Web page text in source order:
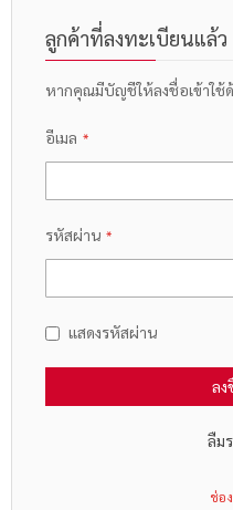
ลูกค้าที่ลงทะเบียนแล้ว
หากคุณมีบัญชีให้ลงชื่อเข้าใช้
อีเมล
รหัสผ่าน
แสดงรหัสผ่าน
ลง
ลืม